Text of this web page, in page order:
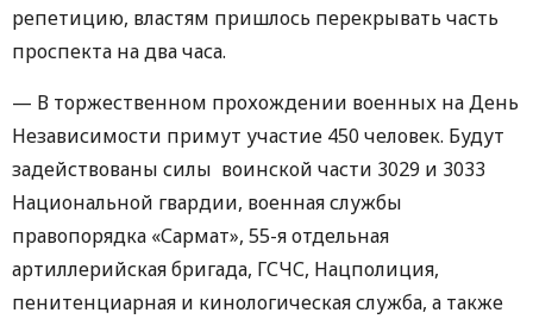
репетицию, властям пришлось перекрывать часть
проспекта на два часа.
— В торжественном прохождении военных на День
Независимости примут участие 450 человек. Будут
задействованы силы воинской части 3029 и 3033
Национальной гвардии, военная службы
правопорядка «Сармат», 55-я отдельная
артиллерийская бригада, ГСЧС, Нацполиция,
пенитенциарная и кинологическая служба, а также